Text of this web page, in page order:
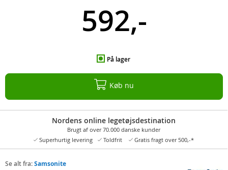
592,-
På lager
Køb nu
Nordens online legetøjsdestination
Brugt af over 70.000 danske kunder
Superhurtig levering
Toldfrit Gratis fragt over 500,-*
Se alt fra:Samsonite